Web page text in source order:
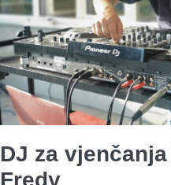
DJ za